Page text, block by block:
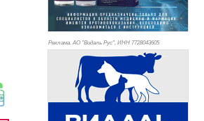
Реклама. АО "Видаль Рус", ИНН 7728043605